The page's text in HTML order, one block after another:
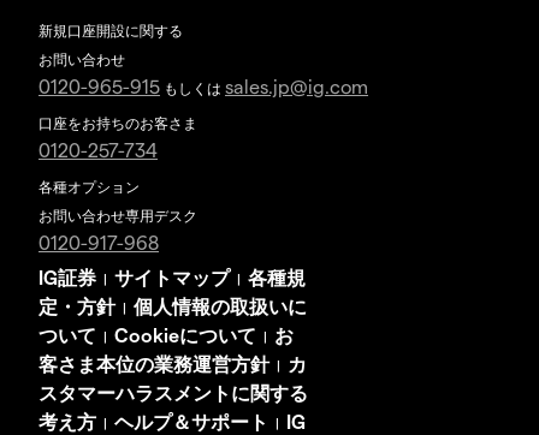
新規口座開設に関する
お問い合わせ
0120-965-915 もしくは sales.jp@ig.com
口座をお持ちのお客さま
0120-257-734
各種オプション
お問い合わせ専用デスク
0120-917-968
IG証券 | サイトマップ | 各種規
定・方針| 個人情報の取扱いに
ついて | Cookieについて | お
客さま本位の業務運営方針|
カ
スタマーハラスメントに関する
考え方 | ヘルプ＆サポート | IG